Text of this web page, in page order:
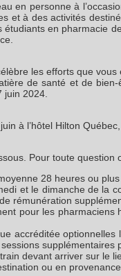
en personne à
et à des activités
en pharmacie
les efforts que
de santé et de
juin 2024.
à l’hôtel Hilton
Pour toute
28 heures ou
et le dimanche de la
rémunération
pour les
accréditée
devant arriver sur le
ou en